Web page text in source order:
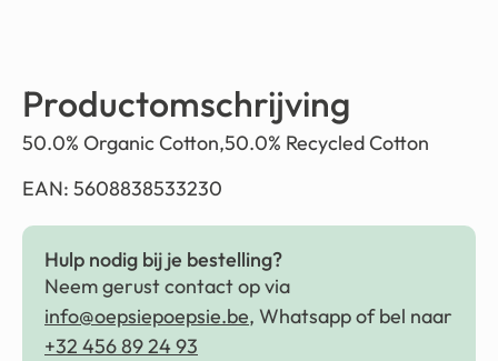
Productomschrijving
50.0% Organic Cotton,50.0% Recycled Cotton
EAN: 5608838533230
Hulp nodig bij je bestelling?
Neem gerust contact op via
info@oepsiepoepsie.be, Whatsapp of bel naar
+32 456 89 24 93